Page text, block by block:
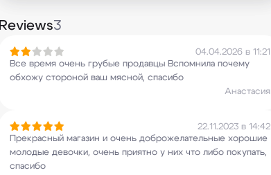
Reviews3
04.04.2026 в 11:21
Все время очень грубые продавцы Вспомнила почему
обхожу стороной ваш мясной, спасибо
Анастасия
22.11.2023 в 14:42
Прекрасный магазин и очень доброжелательные хорошие
молодые девочки, очень приятно у них что либо покупать,
спасибо